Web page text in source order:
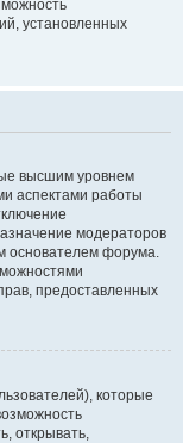
установленных
высшим уровнем
аспектами работы
модераторов
основателем форума.
предоставленных
которые
открывать,